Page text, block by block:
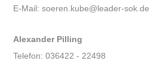
E-Mail: soeren.kube@leader-sok.de
Alexander Pilling
Telefon: 036422 - 22498